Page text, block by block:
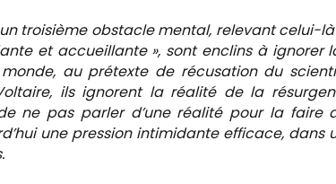
troisième obstacle mental, relevant celui-
et accueillante », sont enclins à ignorer
au prétexte de récusation du
ils ignorent la réalité de la
ne pas parler d’une réalité pour la faire
une pression intimidante efficace, dans